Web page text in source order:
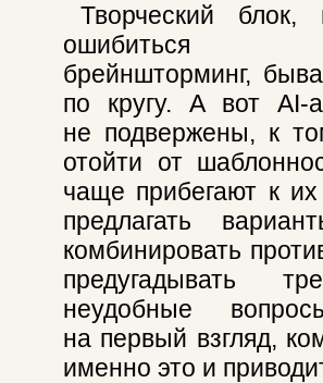
Творческий
ошибиться
брейншторминг,
по кругу. А вот
не подвержены, к
отойти от
чаще прибегают к
предлагать
комбинировать
предугадывать
неудобные
на первый взгляд,
именно это и